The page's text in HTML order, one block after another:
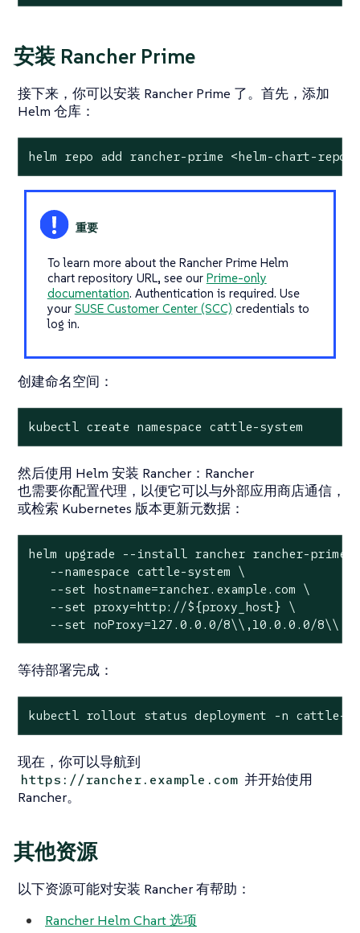
安装 Rancher Prime
接下来，你可以安装 Rancher Prime 了。首先，添加
Helm 仓库：
helm repo add rancher-prime <helm-chart-repo-
To learn more about the Rancher Prime Helm
chart repository URL, see our Prime-only
documentation. Authentication is required. Use
your SUSE Customer Center (SCC) credentials to
log in.
创建命名空间：
kubectl create namespace cattle-system
然后使用 Helm 安装 Rancher：Rancher
也需要你配置代理，以便它可以与外部应用商店通信，
或检索 Kubernetes 版本更新元数据：
helm upgrade --install rancher rancher-prime/
   --namespace cattle-system \
   --set hostname=rancher.example.com \
   --set proxy=http://${proxy_host} \
--set noProxy=127.0.0.0/8\\,10.0.0.0/
等待部署完成：
kubectl rollout status deployment -n cattle-
现在，你可以导航到
https://rancher.example.com 并开始使用
Rancher。
其他资源
以下资源可能对安装 Rancher 有帮助：
Rancher Helm Chart 选项